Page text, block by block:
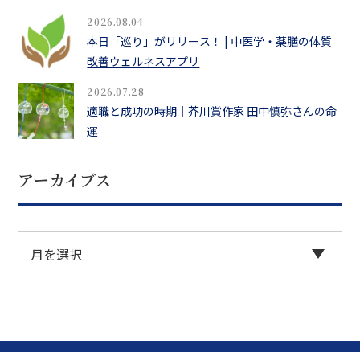
2026.08.04
本日「巡り」がリリース！ | 中医学・薬膳の体質
改善ウェルネスアプリ
2026.07.28
適職と成功の時期｜芥川賞作家 田中慎弥さんの命
運
アーカイブス